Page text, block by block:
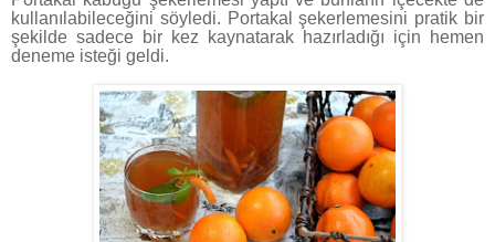
kullanılabileceğini söyledi. Portakal şekerlemesini pratik bir
şekilde sadece bir kez kaynatarak hazırladığı için hemen
deneme isteği geldi.